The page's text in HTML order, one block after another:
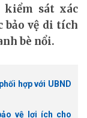
kiểm sát xác
bảo vệ di tích
bè nổi.
hợp với UBND
vệ lợi ích cho